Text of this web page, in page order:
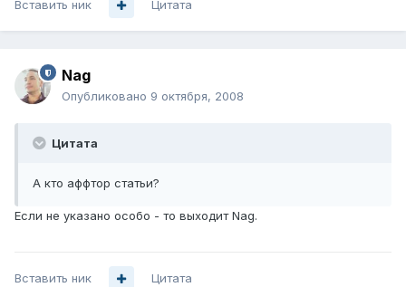
Вставить ник Цитата
Nag
Опубликовано 9 октября, 2008
Цитата
А кто аффтор статьи?
Если не указано особо - то выходит Nag.
Вставить ник Цитата